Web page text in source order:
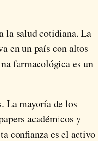
la salud cotidiana. La
en un país con altos
farmacológica es un
La mayoría de los
académicos y
confianza es el activo